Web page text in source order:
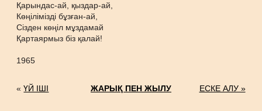
Қарындас-ай, қыздар-ай,
Көңілімізді бұзған-ай,
Сізден көңіл мұздамай
Қартаярмыз біз қалай!
1965
«ҮЙ ІШІ ЖАРЫҚ ПЕН ЖЫЛУ ЕСКЕ АЛУ »